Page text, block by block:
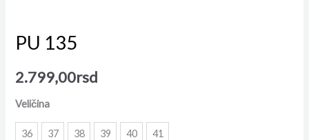
PU 135
2.799,00rsd
Veličina
36 37 38 39 40 41